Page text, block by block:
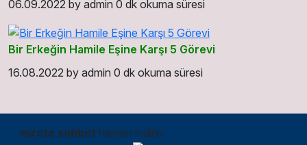
06.09.2022 by admin 0 dk okuma süresi
Bir Erkeğin Hamile Eşine Karşı 5 Görevi
16.08.2022 by admin 0 dk okuma süresi
mircte sohbet hemen indirin